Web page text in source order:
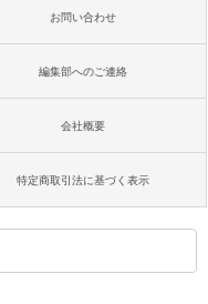
お問い合わせ
編集部へのご連絡
会社概要
特定商取引法に基づく表示